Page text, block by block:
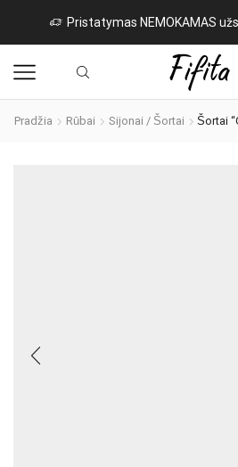
Pristatymas NEMOKAMAS
Pradžia Rūbai Sijonai / Šortai Šortai